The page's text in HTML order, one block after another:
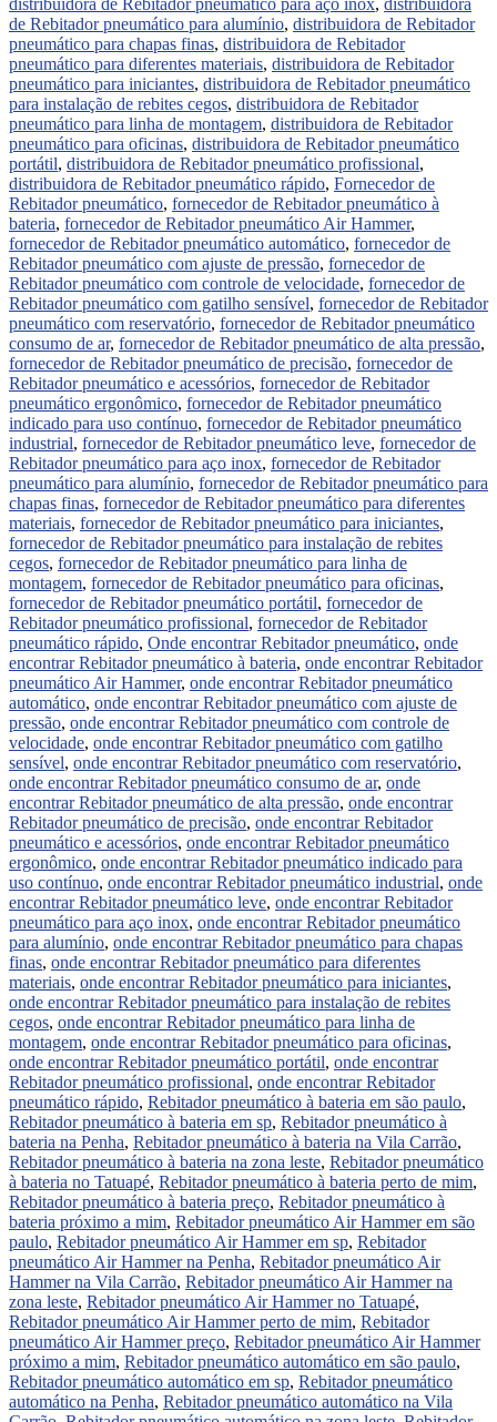
de Rebitador pneumático para alumínio, distribuidora de Rebitador
pneumático para chapas finas, distribuidora de Rebitador
pneumático para diferentes materiais, distribuidora de Rebitador
pneumático para iniciantes, distribuidora de Rebitador pneumático
para instalação de rebites cegos, distribuidora de Rebitador
pneumático para linha de montagem, distribuidora de Rebitador
pneumático para oficinas, distribuidora de Rebitador pneumático
portátil, distribuidora de Rebitador pneumático profissional,
distribuidora de Rebitador pneumático rápido, Fornecedor de
Rebitador pneumático, fornecedor de Rebitador pneumático à
bateria, fornecedor de Rebitador pneumático Air Hammer,
fornecedor de Rebitador pneumático automático, fornecedor de
Rebitador pneumático com ajuste de pressão, fornecedor de
Rebitador pneumático com controle de velocidade, fornecedor de
Rebitador pneumático com gatilho sensível, fornecedor de Rebitador
pneumático com reservatório, fornecedor de Rebitador pneumático
consumo de ar, fornecedor de Rebitador pneumático de alta pressão,
fornecedor de Rebitador pneumático de precisão, fornecedor de
Rebitador pneumático e acessórios, fornecedor de Rebitador
pneumático ergonômico, fornecedor de Rebitador pneumático
indicado para uso contínuo, fornecedor de Rebitador pneumático
industrial, fornecedor de Rebitador pneumático leve, fornecedor de
Rebitador pneumático para aço inox, fornecedor de Rebitador
pneumático para alumínio, fornecedor de Rebitador pneumático para
chapas finas, fornecedor de Rebitador pneumático para diferentes
materiais, fornecedor de Rebitador pneumático para iniciantes,
fornecedor de Rebitador pneumático para instalação de rebites
cegos, fornecedor de Rebitador pneumático para linha de
montagem, fornecedor de Rebitador pneumático para oficinas,
fornecedor de Rebitador pneumático portátil, fornecedor de
Rebitador pneumático profissional, fornecedor de Rebitador
pneumático rápido, Onde encontrar Rebitador pneumático, onde
encontrar Rebitador pneumático à bateria, onde encontrar Rebitador
pneumático Air Hammer, onde encontrar Rebitador pneumático
automático, onde encontrar Rebitador pneumático com ajuste de
pressão, onde encontrar Rebitador pneumático com controle de
velocidade, onde encontrar Rebitador pneumático com gatilho
sensível, onde encontrar Rebitador pneumático com reservatório,
onde encontrar Rebitador pneumático consumo de ar, onde
encontrar Rebitador pneumático de alta pressão, onde encontrar
Rebitador pneumático de precisão, onde encontrar Rebitador
pneumático e acessórios, onde encontrar Rebitador pneumático
ergonômico, onde encontrar Rebitador pneumático indicado para
uso contínuo, onde encontrar Rebitador pneumático industrial, onde
encontrar Rebitador pneumático leve, onde encontrar Rebitador
pneumático para aço inox, onde encontrar Rebitador pneumático
para alumínio, onde encontrar Rebitador pneumático para chapas
finas, onde encontrar Rebitador pneumático para diferentes
materiais, onde encontrar Rebitador pneumático para iniciantes,
onde encontrar Rebitador pneumático para instalação de rebites
cegos, onde encontrar Rebitador pneumático para linha de
montagem, onde encontrar Rebitador pneumático para oficinas,
onde encontrar Rebitador pneumático portátil, onde encontrar
Rebitador pneumático profissional, onde encontrar Rebitador
pneumático rápido, Rebitador pneumático à bateria em são paulo,
Rebitador pneumático à bateria em sp, Rebitador pneumático à
bateria na Penha, Rebitador pneumático à bateria na Vila Carrão,
Rebitador pneumático à bateria na zona leste, Rebitador pneumático
à bateria no Tatuapé, Rebitador pneumático à bateria perto de mim,
Rebitador pneumático à bateria preço, Rebitador pneumático à
bateria próximo a mim, Rebitador pneumático Air Hammer em são
paulo, Rebitador pneumático Air Hammer em sp, Rebitador
pneumático Air Hammer na Penha, Rebitador pneumático Air
Hammer na Vila Carrão, Rebitador pneumático Air Hammer na
zona leste, Rebitador pneumático Air Hammer no Tatuapé,
Rebitador pneumático Air Hammer perto de mim, Rebitador
pneumático Air Hammer preço, Rebitador pneumático Air Hammer
próximo a mim, Rebitador pneumático automático em são paulo,
Rebitador pneumático automático em sp, Rebitador pneumático
automático na Penha, Rebitador pneumático automático na Vila